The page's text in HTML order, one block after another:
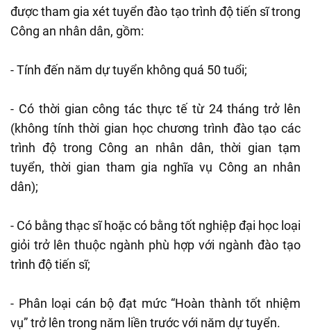
được tham gia xét tuyển đào tạo trình độ tiến sĩ trong
Công an nhân dân, gồm:
- Tính đến năm dự tuyển không quá 50 tuổi;
- Có thời gian công tác thực tế từ 24 tháng trở lên
(không tính thời gian học chương trình đào tạo các
trình độ trong Công an nhân dân, thời gian tạm
tuyển, thời gian tham gia nghĩa vụ Công an nhân
dân);
- Có bằng thạc sĩ hoặc có bằng tốt nghiệp đại học loại
giỏi trở lên thuộc ngành phù hợp với ngành đào tạo
trình độ tiến sĩ;
- Phân loại cán bộ đạt mức “Hoàn thành tốt nhiệm
vụ” trở lên trong năm liền trước với năm dự tuyển.